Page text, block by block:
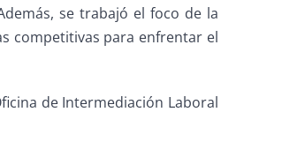
se trabajó el foco de la
competitivas para enfrentar el
de Intermediación Laboral